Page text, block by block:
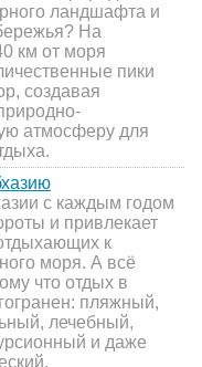
ландшафта и
На
км от моря
пики
создавая
атмосферу для
с каждым годом
и привлекает
к
моря. А всё
что отдых в
пляжный,
лечебный,
и даже